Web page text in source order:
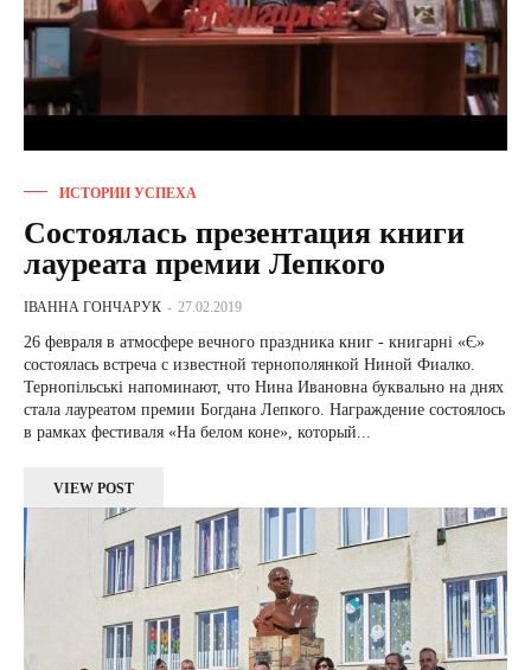
ИСТОРИИ УСПЕХА
Состоялась презентация книги
лауреата премии Лепкого
ІВАННА ГОНЧАРУК - 27.02.2019
26 февраля в атмосфере вечного праздника книг - книгарні «Є»
состоялась встреча с известной тернополянкой Ниной Фиалко.
Тернопільські напоминают, что Нина Ивановна буквально на днях
стала лауреатом премии Богдана Лепкого. Награждение состоялось
в рамках фестиваля «На белом коне», который...
VIEW POST